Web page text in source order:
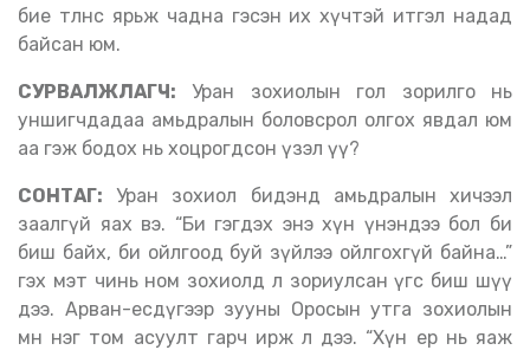
бие төлөөнөөс ярьж чадна гэсэн их хүчтэй итгэл надад
байсан юм.
СУРВАЛЖЛАГЧ:
Уран зохиолын гол зорилго нь
уншигчдадаа амьдралын боловсрол олгох явдал юм
аа гэж бодох нь хоцрогдсон үзэл үү?
СОНТАГ:
Уран зохиол бидэнд амьдралын хичээл
заалгүй яах вэ. “Би гэгдэх энэ хүн үнэндээ бол би
биш байх, би ойлгоод буй зүйлээ ойлгохгүй байна…”
гэх мэт чинь ном зохиолд л зориулсан үгс биш шүү
дээ. Арван-есдүгээр зууны Оросын утга зохиолын
өмнө нэг том асуулт гарч ирж л дээ. “Хүн ер нь яаж